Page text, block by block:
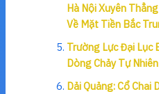
Hà Nội Xuyên
Về Mặt Tiền Bắc
Trường Lực Đại Lục
Dòng Chảy Tự
Dải Quảng: Cổ Chai